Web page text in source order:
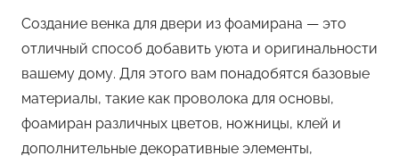
Создание венка для двери из фоамирана — это
отличный способ добавить уюта и оригинальности
вашему дому. Для этого вам понадобятся базовые
материалы, такие как проволока для основы,
фоамиран различных цветов, ножницы, клей и
дополнительные декоративные элементы,